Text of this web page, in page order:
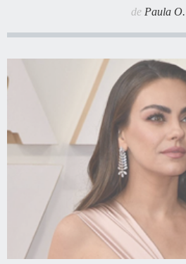
de Paula O.